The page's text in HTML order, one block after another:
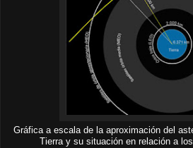
Gráfica a escala de la aproximación del
Tierra y su situación en relación a